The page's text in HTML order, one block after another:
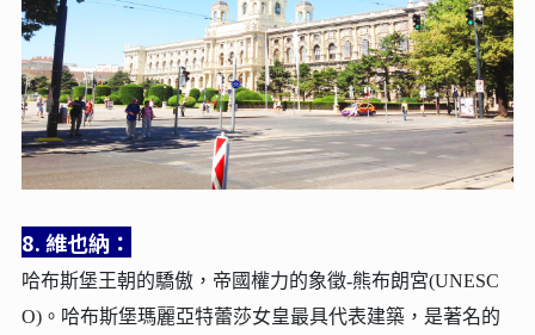
8. 維也納：
哈布斯堡王朝的驕傲，帝國權力的象徵-熊布朗宮(UNESC
O)。 哈布斯堡瑪麗亞特蕾莎女皇最具代表建築，是著名的